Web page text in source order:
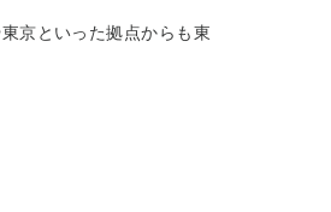
京といった拠点からも東